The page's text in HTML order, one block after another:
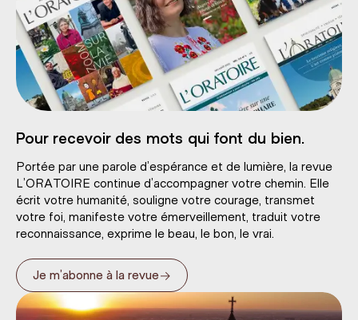
Pour recevoir des mots qui font du bien.
Portée par une parole d’espérance et de lumière, la revue
L’ORATOIRE continue d’accompagner votre chemin. Elle
écrit votre humanité, souligne votre courage, transmet
votre foi, manifeste votre émerveillement, traduit votre
reconnaissance, exprime le beau, le bon, le vrai.
Je m’abonne à la revue→